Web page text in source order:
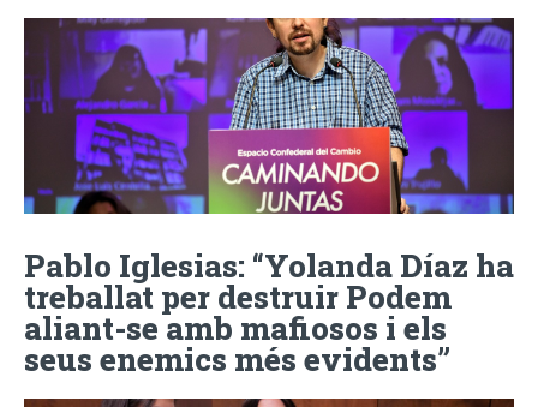
Pablo Iglesias: “Yolanda Díaz ha
treballat per destruir Podem
aliant-se amb mafiosos i els
seus enemics més evidents”